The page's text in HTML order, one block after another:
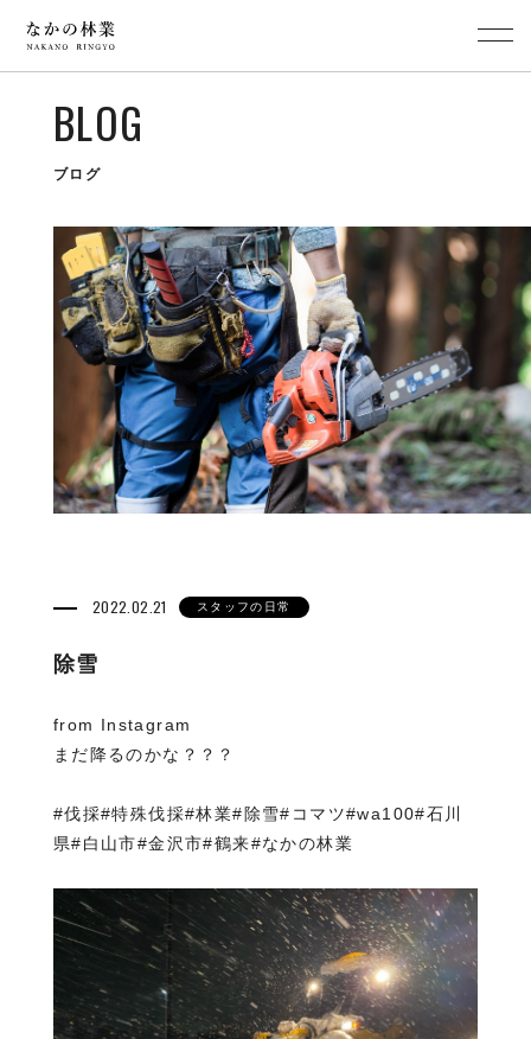
BLOG
ブログ
2022.02.21 スタッフの日常
除雪
from Instagram
まだ降るのかな？？？
#伐採#特殊伐採#林業#除雪#コマツ#wa100#石川
県#白山市#金沢市#鶴来#なかの林業